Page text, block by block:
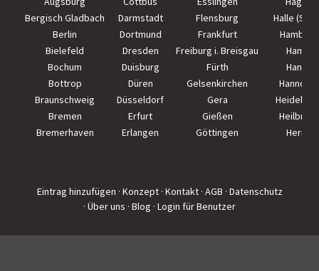
Bergisch Gladbach
Darmstadt Flensburg
Halle
Berlin
Dortmund Frankfurt
Hamburg
Bielefeld
Dresden Freiburg i. Breisgau
Hamm
Bochum
Duisburg Fürth
Hanau
Bottrop
Düren Gelsenkirchen
Hannover
Braunschweig
Düsseldorf Gera
Bremen
Erfurt Gießen
Heilbronn
Bremerhaven
Erlangen Göttingen Herne
Eintrag hinzufügen · Konzept · Kontakt · AGB · Datenschutz
· Über uns · Blog · Login für Benutzer